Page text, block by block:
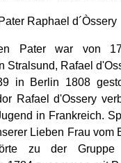
Raphael d´Òssery
Pater war von
Stralsund, Rafael
in Berlin 1808
Rafael d'Ossery
in Frankreich.
Lieben Frau vom
zu der Gruppe